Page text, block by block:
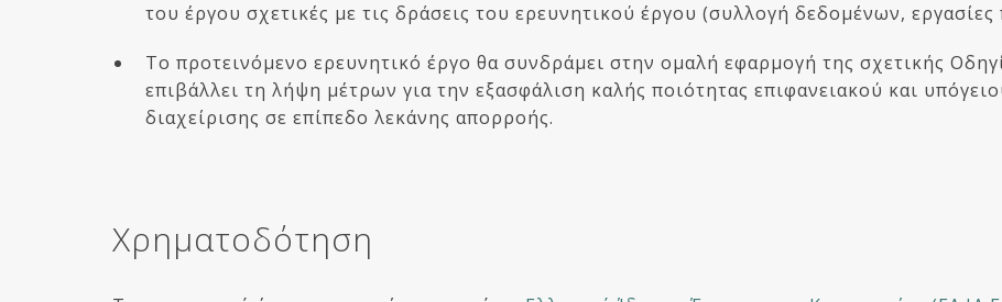
του έργου σχετικές με τις δράσεις του ερευνητικού έργου (συλλογή δεδομένων, εργασίες
Tο προτεινόμενο ερευνητικό έργο θα συνδράμει στην ομαλή εφαρμογή της σχετικής
επιβάλλει τη λήψη μέτρων για την εξασφάλιση καλής ποιότητας επιφανειακού και
διαχείρισης σε επίπεδο λεκάνης απορροής.
Χρηματοδότηση